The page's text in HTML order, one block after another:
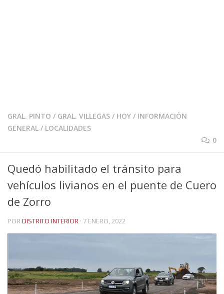
GRAL. PINTO / GRAL. VILLEGAS / HOY / INFORMACIÓN
GENERAL / LOCALIDADES
0
Quedó habilitado el tránsito para
vehículos livianos en el puente de Cuero
de Zorro
PORDISTRITO INTERIOR · 7 ENERO, 2022